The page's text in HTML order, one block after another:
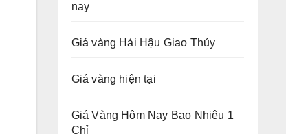
nay
Giá vàng Hải Hậu Giao Thủy
Giá vàng hiện tại
Giá Vàng Hôm Nay Bao Nhiêu 1
Chỉ